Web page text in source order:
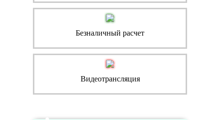
Безналичный расчет
Видеотрансляция